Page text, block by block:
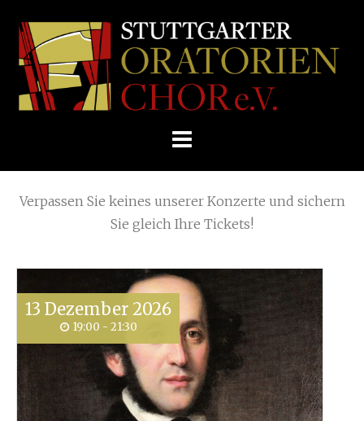
Skip
E.V.
Home 2021 (Page 5)
Verpassen Sie keines unserer Konzerte und sichern
Sie gleich Ihre Tickets!
13 Dezember 2026
19:00 - 21:30